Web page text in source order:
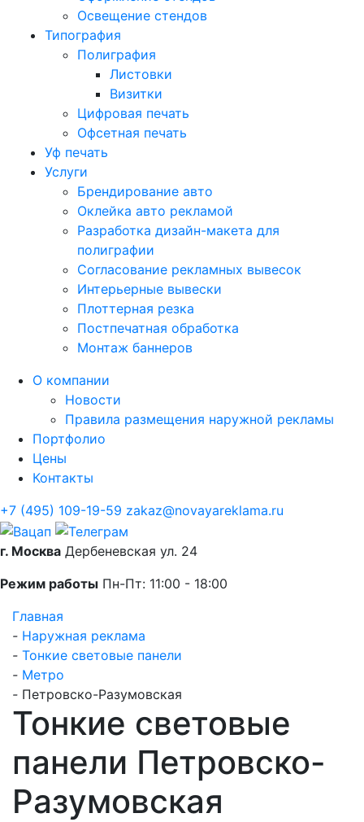
Освещение стендов
Типография
Полиграфия
Листовки
Визитки
Цифровая печать
Офсетная печать
Уф печать
Услуги
Брендирование авто
Оклейка авто рекламой
Разработка дизайн-макета для
полиграфии
Согласование рекламных вывесок
Интерьерные вывески
Плоттерная резка
Постпечатная обработка
Монтаж баннеров
О компании
Новости
Правила размещения наружной рекламы
Портфолио
Цены
Контакты
+7 (495) 109-19-59 zakaz@novayareklama.ru
г. Москва Дербеневская ул. 24
Режим работы Пн-Пт: 11:00 - 18:00
Главная
- Наружная реклама
- Тонкие световые панели
- Метро
- Петровско-Разумовская
Тонкие световые
панели Петровско-
Разумовская